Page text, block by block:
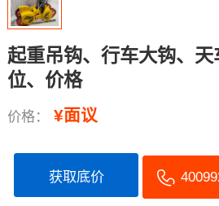
起重吊钩、行车大钩、
位、价格
价格： ¥面议
获取底价